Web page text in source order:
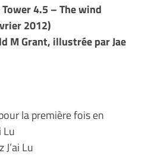
4.5 –The wind
2012)
M Grant, illustrée par Jae
la première fois en
Lu
Lu